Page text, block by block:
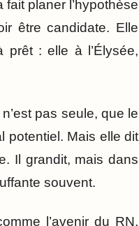
planer l’hypothèse
être candidate. Elle
: elle à l’Élysée,
pas seule, que le
potentiel. Mais elle dit
Il grandit, mais dans
souvent.
l’avenir du RN,